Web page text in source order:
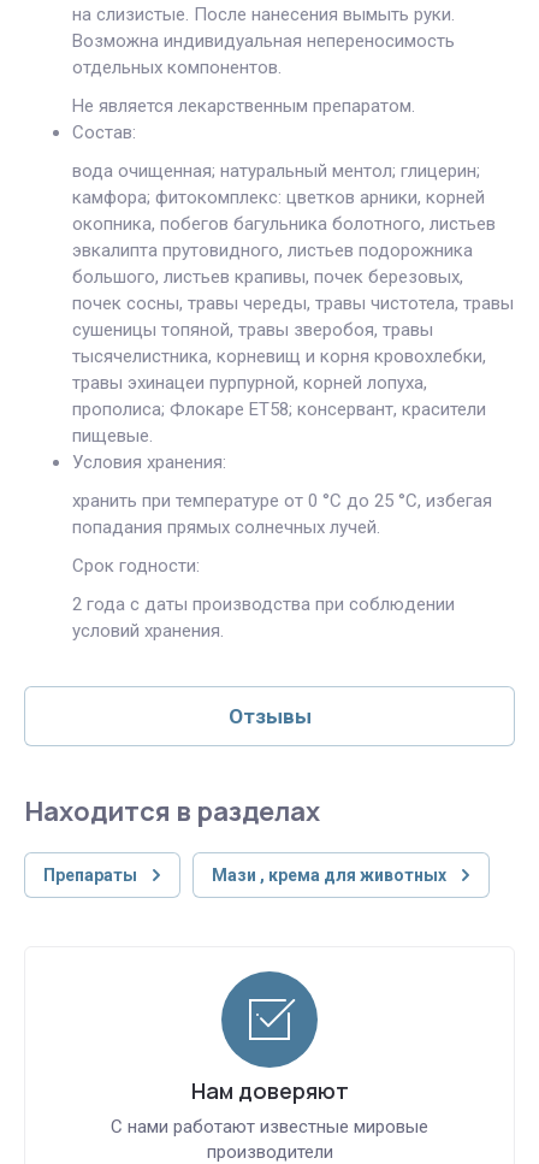
на слизистые. После нанесения вымыть руки.
Возможна индивидуальная непереносимость
отдельных компонентов.
Не является лекарственным препаратом.
Состав:
вода очищенная; натуральный ментол; глицерин;
камфора; фитокомплекс: цветков арники, корней
окопника, побегов багульника болотного, листьев
эвкалипта прутовидного, листьев подорожника
большого, листьев крапивы, почек березовых,
почек сосны, травы череды, травы чистотела, травы
сушеницы топяной, травы зверобоя, травы
тысячелистника, корневищ и корня кровохлебки,
травы эхинацеи пурпурной, корней лопуха,
прополиса; Флокаре ЕТ58; консервант, красители
пищевые.
Условия хранения:
хранить при температуре от 0 °С до 25 °С, избегая
попадания прямых солнечных лучей.
Срок годности:
2 года с даты производства при соблюдении
условий хранения.
Отзывы
Находится в разделах
Препараты Мази , крема для животных
Нам доверяют
С нами работают известные мировые
производители